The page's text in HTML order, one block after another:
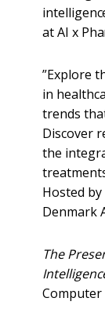
at AI x
”Explore
in
trends
Discover
the
Hosted by
Denmark
The
Computer